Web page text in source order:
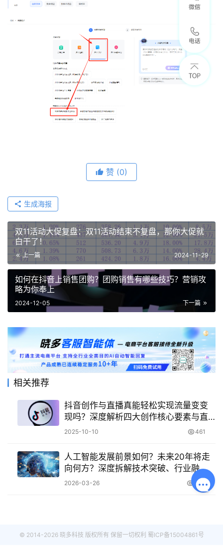
赞 (0)
生成海报
双11活动大促复盘：双11活动结束不复盘，那你大促就
白干了！
上一篇 2024-11-29
如何在抖音上销售团购？团购销售有哪些技巧？营销攻
略为你奉上
下一篇
2024-12-05
相关推荐
抖音创作与直播真能轻松实现流量变变
现吗？深度解析四大创作核心要素与直
播带货成功秘籍，助力创作者突破流量
2025-10-10 461
人工智能发展前景如何？未来20年将走
向何方？深度拆解技术突破、行业融
合、伦理治理与国际竞合四大趋势
2026-03-26 373
© 2014-2026 晓多科技 版权所有 保留一切权利 蜀ICP备15004861号